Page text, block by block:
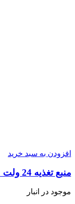
افزودن به سبد خرید
منبع تغذیه 24 ولت 1 آمپر مین ول مدل MDR-20-24
موجود در انبار